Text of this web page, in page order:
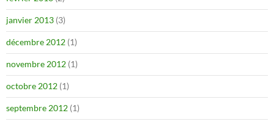
janvier 2013 (3)
décembre 2012 (1)
novembre 2012 (1)
octobre 2012 (1)
septembre 2012 (1)